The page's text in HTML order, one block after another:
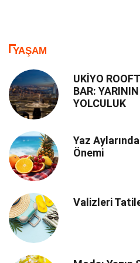
YAŞAM
UKİYO
BAR:
YOLCULUK
Yaz
Önemi
Valizleri